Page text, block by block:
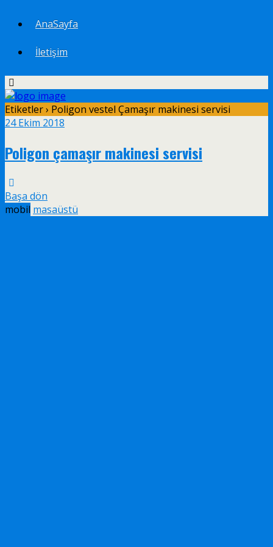
AnaSayfa
İletişim
Etiketler › Poligon vestel Çamaşır makinesi servisi
24 Ekim 2018
Poligon çamaşır makinesi servisi
Başa dön
mobil masaüstü